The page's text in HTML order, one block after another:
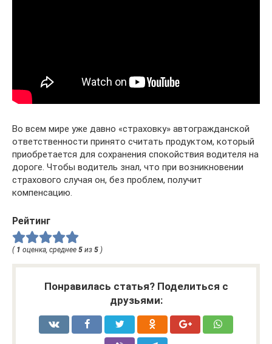
Во всем мире уже давно «страховку» автогражданской
ответственности принято считать продуктом, который
приобретается для сохранения спокойствия водителя на
дороге. Чтобы водитель знал, что при возникновении
страхового случая он, без проблем, получит
компенсацию.
Рейтинг
( 1 оценка, среднее 5 из 5 )
Понравилась статья? Поделиться с
друзьями: